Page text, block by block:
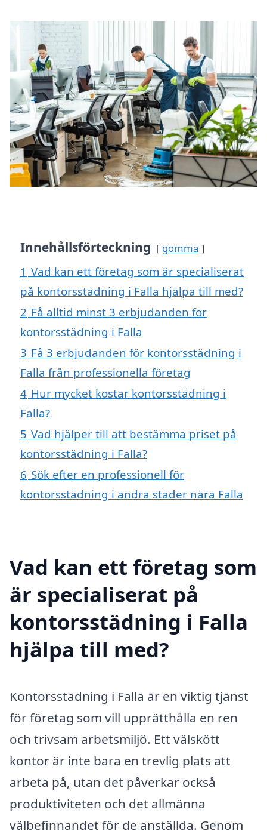
Innehållsförteckning gömma
1 Vad kan ett företag som är specialiserat
på kontorsstädning i Falla hjälpa till med?
2 Få alltid minst 3 erbjudanden för
kontorsstädning i Falla
3 Få 3 erbjudanden för kontorsstädning i
Falla från professionella företag
4 Hur mycket kostar kontorsstädning i
Falla?
5 Vad hjälper till att bestämma priset på
kontorsstädning i Falla?
6 Sök efter en professionell för
kontorsstädning i andra städer nära Falla
Vad kan ett företag som
är specialiserat på
kontorsstädning i Falla
hjälpa till med?
Kontorsstädning i Falla är en viktig tjänst
för företag som vill upprätthålla en ren
och trivsam arbetsmiljö. Ett välskött
kontor är inte bara en trevlig plats att
arbeta på, utan det påverkar också
produktiviteten och det allmänna
välbefinnandet för de anställda. Genom